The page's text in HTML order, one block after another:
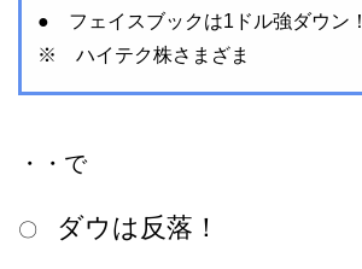
● フェイスブックは1ドル強ダウン！
※ ハイテク株さまざま
・・で
〇 ダウは反落！